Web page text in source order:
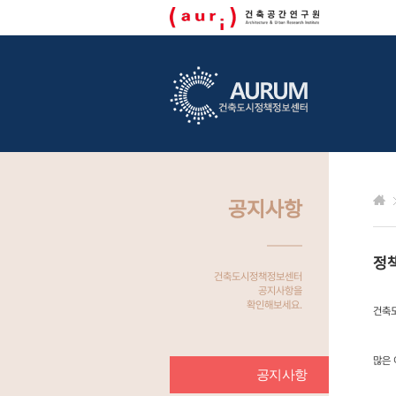
공지사항
건축도시정책정보센터
공지사항을
확인해보세요.
공지사항
정
건축
많은